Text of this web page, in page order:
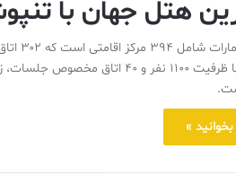
هتل جهان با
هتل
اجتماعات با ظرفيت ۱۱۰۰ نفر
»